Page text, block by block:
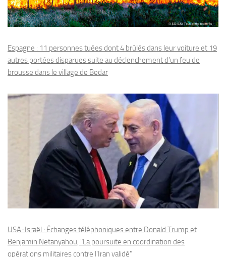
Espagne : 11 personnes tuées dont 4 brûlés dans leur voiture et 19
autres portées disparues suite au déclenchement d’un feu de
brousse dans le village de Bedar
USA-Israël : Échanges téléphoniques entre Donald Trump et
Benjamin Netanyahou, "La poursuite en coordination des
opérations militaires contre l'Iran validé"